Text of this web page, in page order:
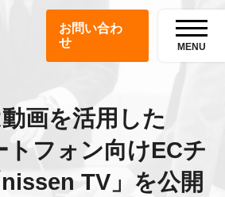
お問い合わ
せ
MENU
画を活用した
トフォン向けECチ
TV」を公開